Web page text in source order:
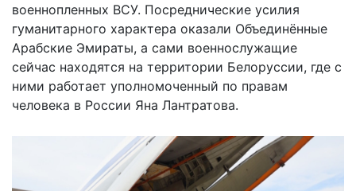
военнопленных ВСУ. Посреднические усилия
гуманитарного характера оказали Объединённые
Арабские Эмираты, а сами военнослужащие
сейчас находятся на территории Белоруссии, где с
ними работает уполномоченный по правам
человека в России Яна Лантратова.